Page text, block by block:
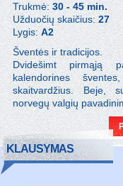
Trukmė:30 - 45 min.
Užduočių skaičius:27
Lygis:A2
Šventės ir tradicijos.
Dvidešimt pirmąją
kalendorines
skaitvardžius. Beje,
norvegų valgių
KLAUSYMAS